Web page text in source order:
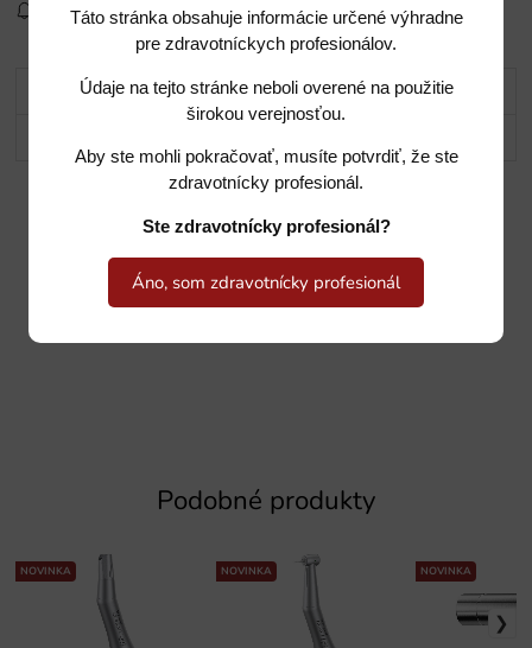
Táto stránka obsahuje informácie určené výhradne
pre zdravotníckych profesionálov.
Údaje na tejto stránke neboli overené na použitie
širokou verejnosťou.
Aby ste mohli pokračovať, musíte potvrdiť, že ste
zdravotnícky profesionál.
Ste zdravotnícky profesionál?
Áno, som zdravotnícky profesionál
Sledovať produkt Pridať do obľúbených Zdielať
Popis
Podobné produkty
NOVINKA NOVINKA NOVINKA